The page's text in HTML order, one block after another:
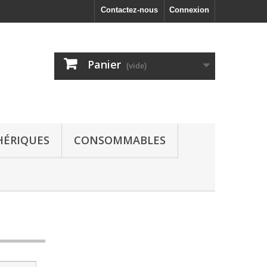
Connexion
Contactez-nous
Panier (vide)
CONSOMMABLES